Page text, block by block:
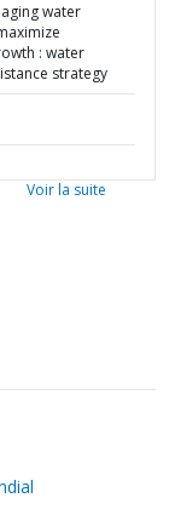
water
: water
strategy
Voir la suite